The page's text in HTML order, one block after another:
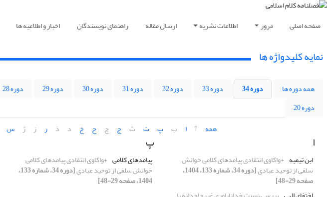
صفحه اصلی مرور اطلاعات نشریه ارسال مقاله راهنمای نویسندگان اخبار و اطلاعیه ها
نمایه کلیدواژه ها
همه دوره ها دوره 34 دوره 33 دوره 32 دوره 31 دوره 30 دوره 29 دوره 28
دوره 20
همه
آ ا ب پ ت ث ج چ ح خ د ذ ر ز ژ س
ا
ابن تیمیه +واکاوی انتقادی پیامدهای کلامی خوانش
سلفی از توحید عبادی [دوره 34، شماره 133، 1404،
صفحه 29-48]
پ
پیامدهای کلامی +واکاوی انتقادی پیامدهای کلامی
خوانش سلفی از توحید عبادی [دوره 34، شماره 133،
1404، صفحه 29-48]